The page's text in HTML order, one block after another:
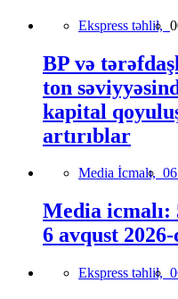
Ekspress təhlil,
BP və
ton
kapital
artırıblar
Media İcmalı,
Media icmalı:
6 avqust
Ekspress təhlil,